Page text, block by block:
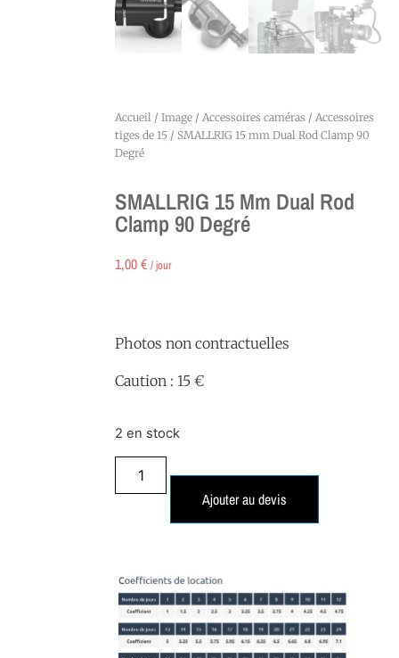
Accueil / Image / Accessoires caméras / Accessoires
tiges de 15 / SMALLRIG 15 mm Dual Rod Clamp 90
Degré
SMALLRIG 15 Mm Dual Rod
Clamp 90 Degré
1,00€ / jour
Photos non contractuelles
Caution : 15 €
2 en stock
Ajouter au devis